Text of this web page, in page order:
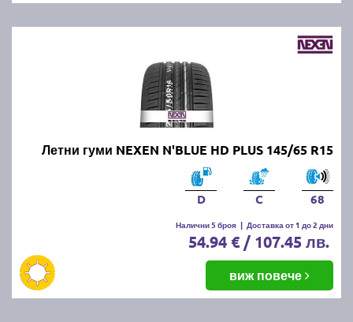
Летни гуми NEXEN N'BLUE HD PLUS 145/65 R15
D C 68
Налични 5 броя | Доставка от 1 до 2 дни
54.94 € / 107.45 лв.
виж повече